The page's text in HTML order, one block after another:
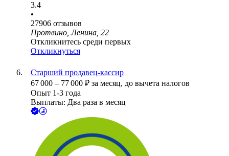
3.4
•
27906 отзывов
Протвино, Ленина, 22
Откликнитесь среди первых
Откликнуться
Старший продавец-кассир
67 000 – 77 000 ₽ за месяц, до вычета налогов
Опыт 1-3 года
Выплаты: Два раза в месяц